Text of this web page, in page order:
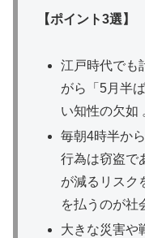
【ポイント3選】
江戸時代でも
がら「5月半
い知性の欠如
毎朝4時半か
行為は窃盗で
が減るリスク
を払うのが社
大きな災害や